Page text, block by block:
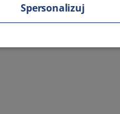
Spersonalizuj